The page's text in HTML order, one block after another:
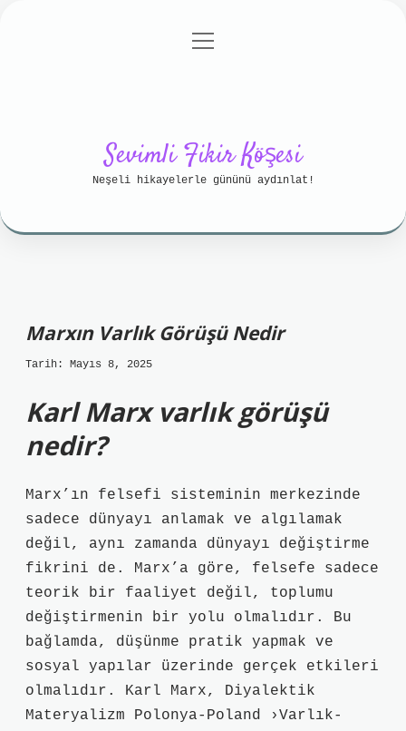
Gizlilik Politikası
menüyü
Sevimli Fikir Köşesi
Neşeli hikayelerle gününü aydınlat!
Marxın Varlık Görüşü Nedir
Tarih: Mayıs 8, 2025
Karl Marx varlık görüşü
nedir?
Marx’ın felsefi sisteminin merkezinde
sadece dünyayı anlamak ve algılamak
değil, aynı zamanda dünyayı değiştirme
fikrini de. Marx’a göre, felsefe sadece
teorik bir faaliyet değil, toplumu
değiştirmenin bir yolu olmalıdır. Bu
bağlamda, düşünme pratik yapmak ve
sosyal yapılar üzerinde gerçek etkileri
olmalıdır. Karl Marx, Diyalektik
Materyalizm Polonya-Poland ›Varlık-